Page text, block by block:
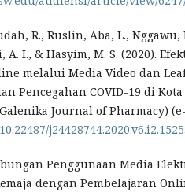
R., Ruslin, Aba, L., Nggawu,
A. I., & Hasyim, M. S. (2020).
melalui Media Video dan
Pencegahan COVID-19 di
Journal of Pharmacy)
Penggunaan Media
dengan Pembelajaran